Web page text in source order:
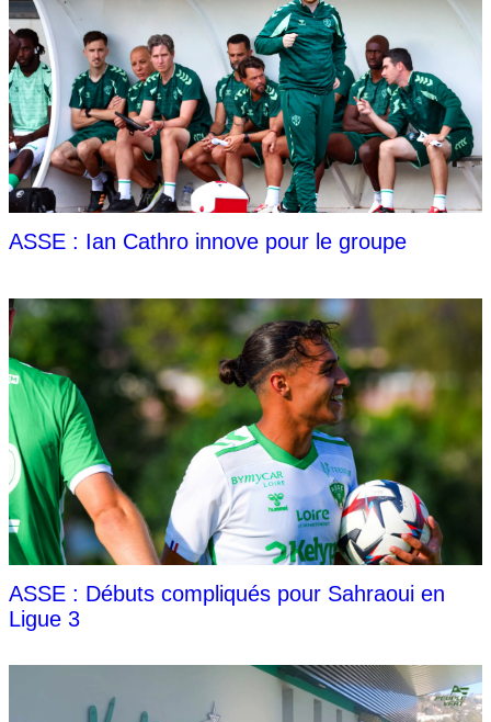
ASSE : Ian Cathro innove pour le groupe
ASSE : Débuts compliqués pour Sahraoui en
Ligue 3